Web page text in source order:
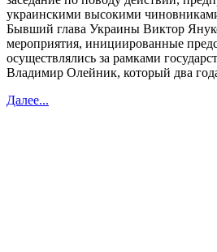
украинскими высокими
Бывший глава Украины Виктор
мероприятия, инициированные
осуществлялись за рамками
Владимир Олейник, который два
Далее...